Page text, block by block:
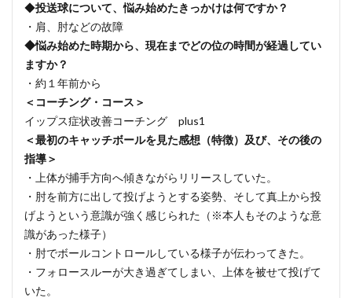
◆投送球について、悩み始めたきっかけは何ですか？
・肩、肘などの故障
◆悩み始めた時期から、現在までどの位の時間が経過してい
ますか？
・約１年前から
＜コーチング・コース＞
イップス症状改善コーチング plus1
＜最初のキャッチボールを見た感想（特徴）及び、その後の
指導＞
・上体が捕手方向へ傾きながらリリースしていた。
・肘を前方に出して投げようとする姿勢、そして真上から投
げようという意識が強く感じられた（※本人もそのような意
識があった様子）
・肘でボールコントロールしている様子が伝わってきた。
・フォロースルーが大き過ぎてしまい、上体を被せて投げて
いた。